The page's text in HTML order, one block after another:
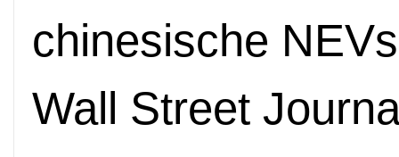
chinesische
Wall Street